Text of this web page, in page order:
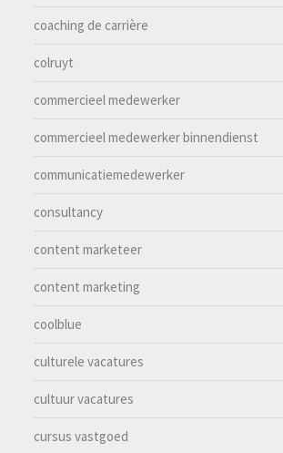
coaching de carrière
colruyt
commercieel medewerker
commercieel medewerker binnendienst
communicatiemedewerker
consultancy
content marketeer
content marketing
coolblue
culturele vacatures
cultuur vacatures
cursus vastgoed